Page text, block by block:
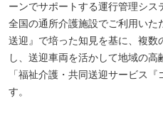
ーンでサポートする運行管理シス
全国の通所介護施設でご利用いた
送迎』で培った知見を基に、複数
し、送迎車両を活かして地域の
「福祉介護・共同送迎サービス
す。